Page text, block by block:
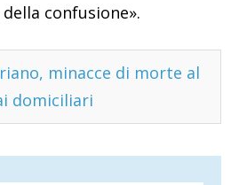
confusione».
minacce di morte al
domiciliari